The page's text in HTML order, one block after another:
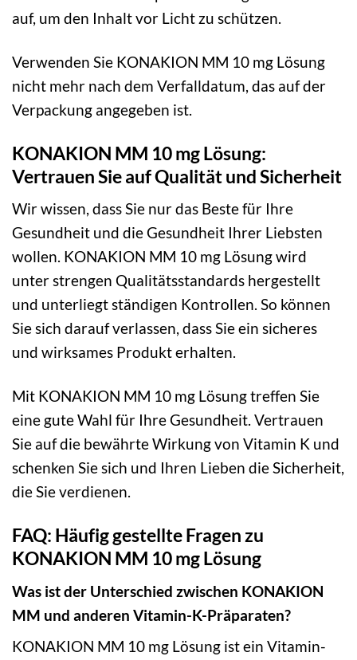
auf, um den Inhalt vor Licht zu schützen.
Verwenden Sie KONAKION MM 10 mg Lösung
nicht mehr nach dem Verfalldatum, das auf der
Verpackung angegeben ist.
KONAKION MM 10 mg Lösung:
Vertrauen Sie auf Qualität und Sicherheit
Wir wissen, dass Sie nur das Beste für Ihre
Gesundheit und die Gesundheit Ihrer Liebsten
wollen. KONAKION MM 10 mg Lösung wird
unter strengen Qualitätsstandards hergestellt
und unterliegt ständigen Kontrollen. So können
Sie sich darauf verlassen, dass Sie ein sicheres
und wirksames Produkt erhalten.
Mit KONAKION MM 10 mg Lösung treffen Sie
eine gute Wahl für Ihre Gesundheit. Vertrauen
Sie auf die bewährte Wirkung von Vitamin K und
schenken Sie sich und Ihren Lieben die Sicherheit,
die Sie verdienen.
FAQ: Häufig gestellte Fragen zu
KONAKION MM 10 mg Lösung
Was ist der Unterschied zwischen KONAKION
MM und anderen Vitamin-K-Präparaten?
KONAKION MM 10 mg Lösung ist ein Vitamin-